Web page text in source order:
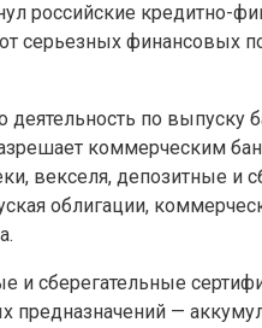
российские кредитно-
серьезных финансовых
деятельность по выпуску
коммерческим
векселя, депозитные и
облигации,
и сберегательные
предназначений —